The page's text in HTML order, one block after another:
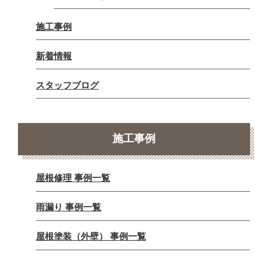
施工事例
新着情報
スタッフブログ
施工事例
屋根修理 事例一覧
雨漏り 事例一覧
屋根塗装（外壁） 事例一覧